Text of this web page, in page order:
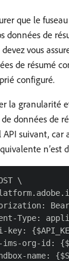
que le
données de
devez vous
de résumé
configuré.
la granularité
données de
API suivant,
n’est
\
Bearer
Type:
key:
org-id:
name: